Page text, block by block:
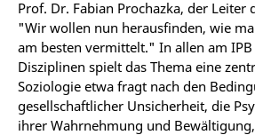
Prof. Dr. Fabian Prochazka, der Leiter
"Wir wollen nun herausfinden, wie
am besten vermittelt." In allen am
Disziplinen spielt das Thema eine
Soziologie etwa fragt nach den
gesellschaftlicher Unsicherheit, die
ihrer Wahrnehmung und Bewältigung,